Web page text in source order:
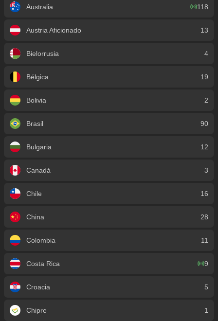
Australia 118
Austria Aficionado 13
Bielorrusia 4
Bélgica 19
Bolivia 2
Brasil 90
Bulgaria 12
Canadá 3
Chile 16
China 28
Colombia 11
Costa Rica 9
Croacia 5
Chipre 1